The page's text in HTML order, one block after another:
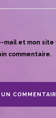
mail et mon
commentaire.